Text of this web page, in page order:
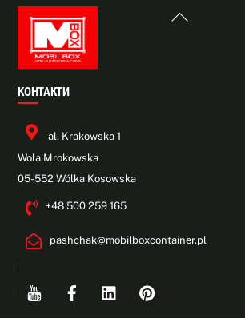
Back
КОНТАКТИ
al. Krakowska 1
Wola Mrokowska
05-552 Wólka Kosowska
+48 500 259 165
pashchak@mobilboxcontainer.pl
Youtube Linkedin